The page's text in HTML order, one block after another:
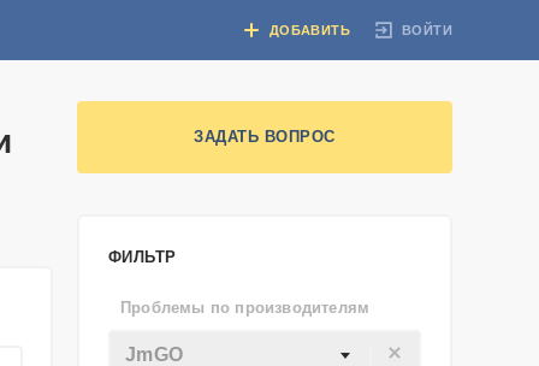
ВОЙТИ
ДОБАВИТЬ
ЗАДАТЬ ВОПРОС
ФИЛЬТР
Проблемы по производителям
JmGO